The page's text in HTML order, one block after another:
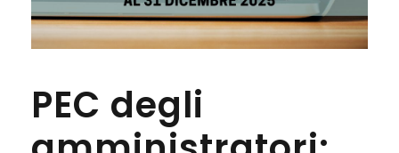
PEC degli